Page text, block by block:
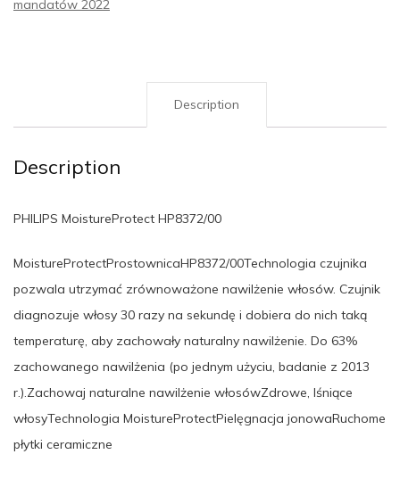
mandatów 2022
Description
Description
PHILIPS MoistureProtect HP8372/00
MoistureProtectProstownicaHP8372/00Technologia czujnika
pozwala utrzymać zrównoważone nawilżenie włosów. Czujnik
diagnozuje włosy 30 razy na sekundę i dobiera do nich taką
temperaturę, aby zachowały naturalny nawilżenie. Do 63%
zachowanego nawilżenia (po jednym użyciu, badanie z 2013
r.).Zachowaj naturalne nawilżenie włosówZdrowe, lśniące
włosyTechnologia MoistureProtectPielęgnacja jonowaRuchome
płytki ceramiczne